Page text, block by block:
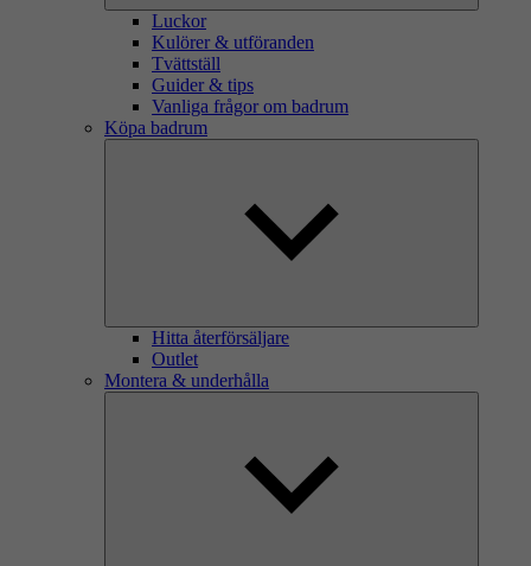
Luckor
Kulörer & utföranden
Tvättställ
Guider & tips
Vanliga frågor om badrum
Köpa badrum
Hitta återförsäljare
Outlet
Montera & underhålla